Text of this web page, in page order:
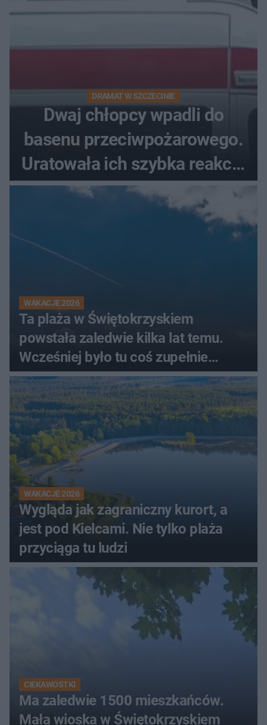
DRAMAT W SZCZECINIE
Dwaj chłopcy wpadli do
basenu przeciwpożarowego.
Uratowała ich szybka reakcja
świadków
WAKACJE 2026
Ta plaża w Świętokrzyskiem
powstała zaledwie kilka lat temu.
Wcześniej było tu coś zupełnie
innego
WAKACJE 2026
Wygląda jak zagraniczny kurort, a
jest pod Kielcami. Nie tylko plaża
przyciąga tu ludzi
CIEKAWOSTKI
Ma zaledwie 1500 mieszkańców.
Mała wioska w Świętokrzyskiem